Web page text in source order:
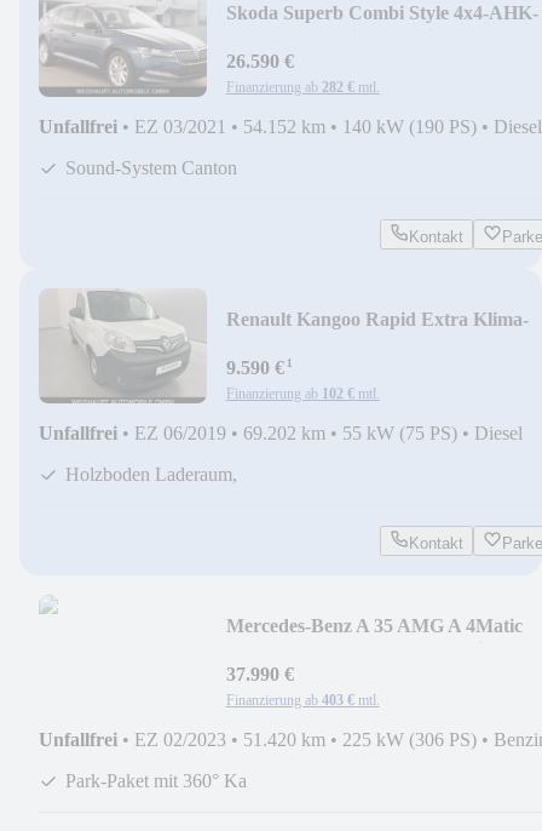
Skoda Superb Combi Style 4x4-AHK-
26.590 €
Finanzierung ab 282 € mtl.
Unfallfrei • EZ 03/2021 • 54.152 km • 140 kW (190 PS) • Diesel
Sound-System Canton
Kontakt
Renault Kangoo Rapid Extra Klima-
9.590 €¹
Finanzierung ab 102 € mtl.
Unfallfrei • EZ 06/2019 • 69.202 km • 55 kW (75 PS) • Diesel
Holzboden Laderaum,
Kontakt
Mercedes-Benz A 35 AMG A 4Matic
37.990 €
Finanzierung ab 403 € mtl.
Unfallfrei • EZ 02/2023 • 51.420 km • 225 kW (306 PS) •
Park-Paket mit 360° Ka